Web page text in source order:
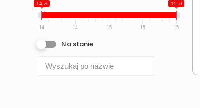
14 zł 15 zł
14 14 15 15 15
Na stanie